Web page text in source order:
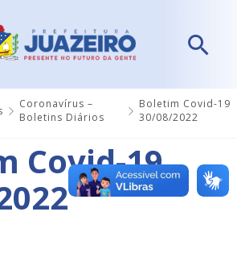
Coronavírus –
Boletins Diários
Boletim Covid-19
30/08/2022
Covid-19